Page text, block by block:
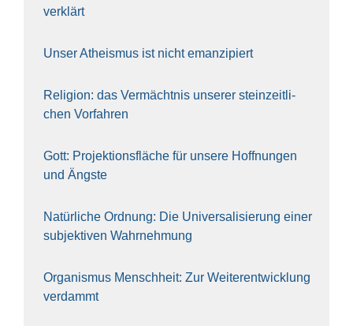
ver­klärt
Unser Athe­is­mus ist nicht eman­zi­piert
Reli­gi­on: das Ver­mächt­nis unse­rer stein­zeit­li­
chen Vor­fah­ren
Gott: Pro­jek­ti­ons­flä­che für unse­re Hoff­nun­gen
und Ängs­te
Natür­li­che Ord­nung: Die Uni­ver­sa­li­sie­rung einer
sub­jek­ti­ven Wahr­neh­mung
Orga­nis­mus Mensch­heit: Zur Wei­ter­ent­wick­lung
ver­dammt